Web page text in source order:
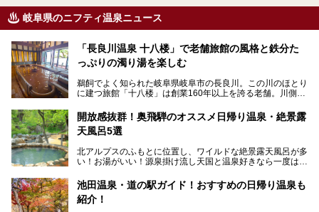
岐阜県のニフティ温泉ニュース
「長良川温泉 十八楼」で老舗旅館の風格と鉄分た
っぷりの濁り湯を楽しむ
鵜飼でよく知られた岐阜県岐阜市の長良川。この川のほとり
に建つ旅館「十八楼」は創業160年以上を誇る老舗。川側の
濁り湯で、地産地消にこだわった食事も定評があります。
そして大浴場は日帰り入浴もできるんですよ。泊まりでも日
岐阜の手仕事に触れる旅とともに楽しんでみてはいかがでし
ょう！
───
提供元：岐阜県【PR】
この記事は岐阜県のPR記事です。
開放感抜群！奥飛騨のオススメ日帰り温泉・絶景露
天風呂5選
北アルプスのふもとに位置し、ワイルドな絶景露天風呂が多
い！お湯がいい！源泉掛け流し天国と温泉好きなら一度は行
「平湯温泉」「福地温泉」「新平湯温泉」「栃尾温泉」「新
穂高温泉」と5つの温泉地を総称して奥飛騨温泉郷と呼びま
池田温泉・道の駅ガイド！おすすめの日帰り温泉も
紹介！